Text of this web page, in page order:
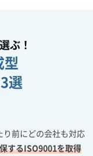
ぶ！
型
選
前にどの会社も対応
するISO9001を取得